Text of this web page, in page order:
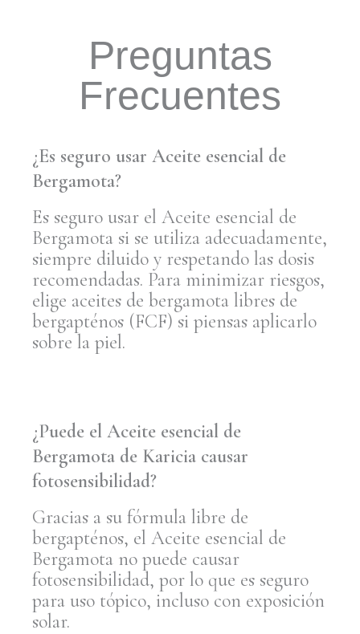
Preguntas
Frecuentes
¿Es seguro usar Aceite esencial de
Bergamota?
Es seguro usar el Aceite esencial de
Bergamota si se utiliza adecuadamente,
siempre diluido y respetando las dosis
recomendadas. Para minimizar riesgos,
elige aceites de bergamota libres de
bergapténos (FCF) si piensas aplicarlo
sobre la piel.
¿Puede el Aceite esencial de
Bergamota de Karicia causar
fotosensibilidad?
Gracias a su fórmula libre de
bergapténos, el Aceite esencial de
Bergamota no puede causar
fotosensibilidad, por lo que es seguro
para uso tópico, incluso con exposición
solar.